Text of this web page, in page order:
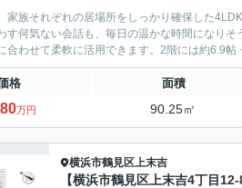
家族それぞれの居場所をしっかり確保した
日の温かな時間になりそうです。 1階には約4.2帖の洋室を配置。客間や在宅ワークス
合わせて柔軟に活用できます。2階には約6.9帖
格 面積
万円 90.25㎡
横浜市鶴見区上末吉
【横浜市鶴見区上末吉4丁目